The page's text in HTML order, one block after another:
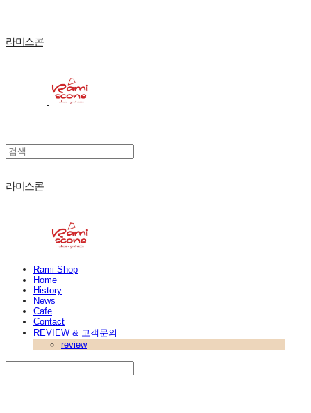
라미스콘
라미스콘
Rami Shop
Home
History
News
Cafe
Contact
REVIEW & 고객문의
review